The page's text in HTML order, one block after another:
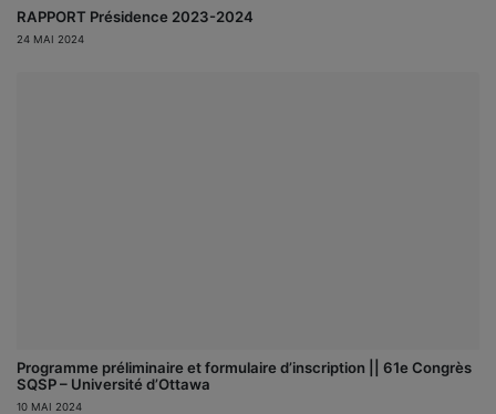
RAPPORT Présidence 2023-2024
24 MAI 2024
Programme préliminaire et formulaire d’inscription || 61e Congrès
SQSP – Université d’Ottawa
10 MAI 2024